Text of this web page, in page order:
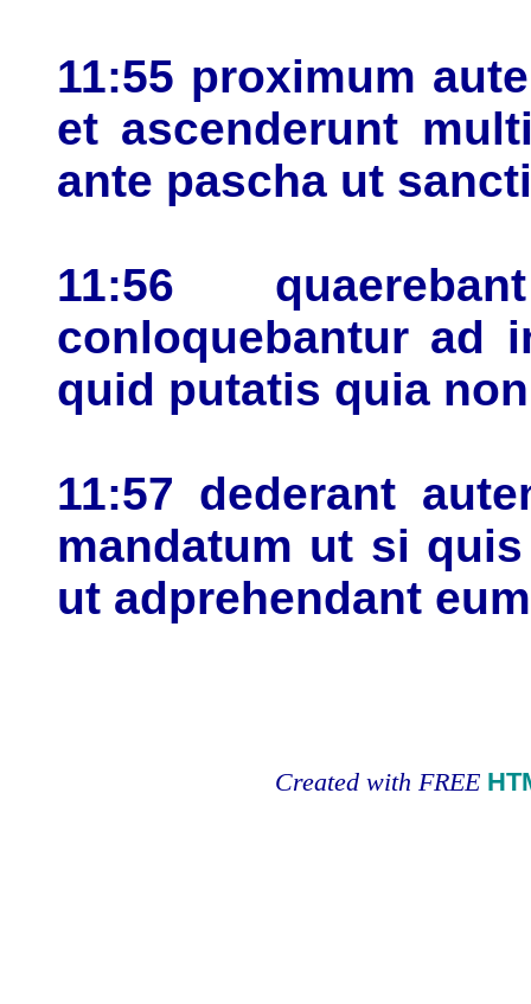
11:55 proximum
et ascenderunt
ante pascha ut
11:56
conloquebantur ad
quid putatis quia
11:57 dederant
mandatum ut si
ut adprehendant eum
Created with FREE